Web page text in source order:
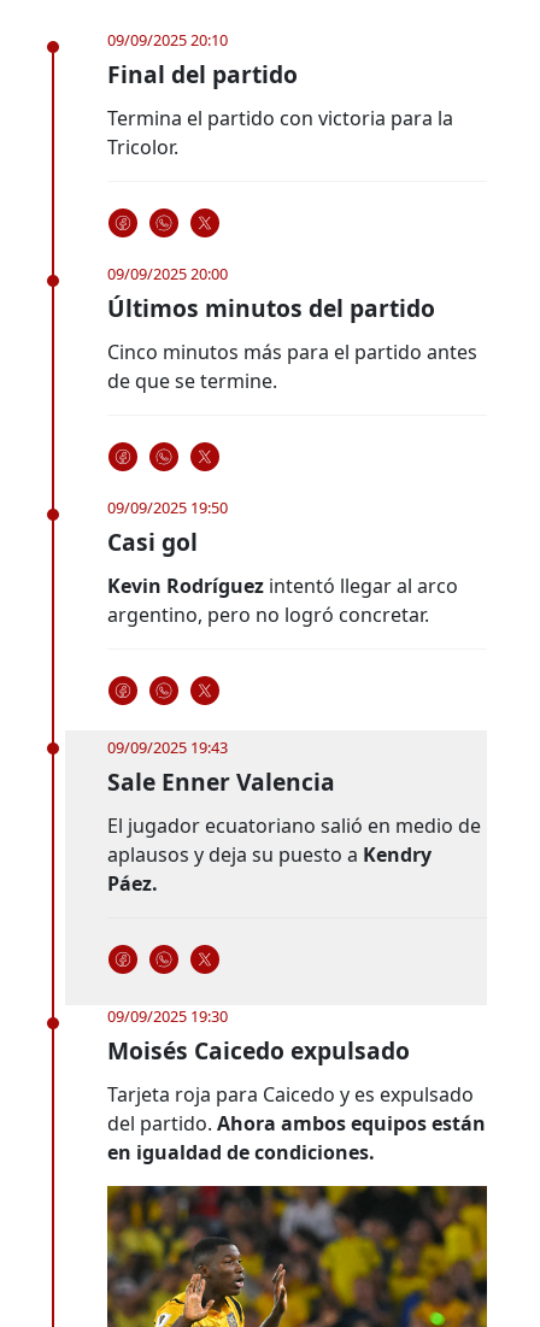
09/09/2025 20:10
Final del partido
Termina el partido con victoria para la
Tricolor.
09/09/2025 20:00
Últimos minutos del partido
Cinco minutos más para el partido antes
de que se termine.
09/09/2025 19:50
Casi gol
Kevin Rodríguez intentó llegar al arco
argentino, pero no logró concretar.
09/09/2025 19:43
Sale Enner Valencia
El jugador ecuatoriano salió en medio de
aplausos y deja su puesto a Kendry
Páez.
09/09/2025 19:30
Moisés Caicedo expulsado
Tarjeta roja para Caicedo y es expulsado
del partido.Ahora ambos equipos están
en igualdad de condiciones.